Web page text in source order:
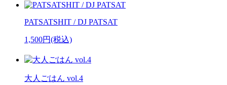
PATSATSHIT / DJ PATSAT
1,500円(税込)
大人ごはん vol.4